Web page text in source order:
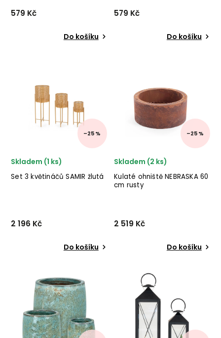
579 Kč
Do košíku
zeleného kovu. ✅ krásný
nábytek ✅ kvalitní materiály
✅ nejnižší cena ✅ 30d...
579 Kč
Do košíku
kovu v okrové barvě.
✅ krásný nábytek ✅ kvalitní
materiály ✅ nejnižší ce...
–25 %
Set 3 květináčů SAMIR žlutá
Skladem (1 ks)
2 196 Kč
Do košíku
stylového nábytku BIZZOTTO
z práškované oceli ve
žlutém provedení. ✅ krásný
nábytek ✅ kvalitní materiály
✅ nejnižší cena ✅...
–25 %
Kulaté ohniště NEBRASKA 60
cm rusty
Skladem (2 ks)
2 519 Kč
Do košíku
stylového nábytku BIZZOTTO
v provedení rusty. ✅ krásný
nábytek ✅ kvalitní materiály
✅ nejnižší cena ✅ 30 denní
vrácen...